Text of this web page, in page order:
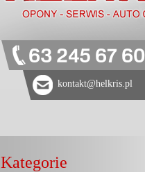
63 245 67 60
kontakt@helkris.pl
Kategorie